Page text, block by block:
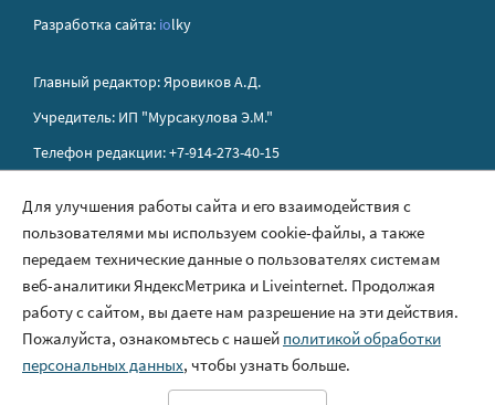
Разработка сайта: iolky
Главный редактор: Яровиков А.Д.
Учредитель: ИП "Мурсакулова Э.М."
Телефон редакции: +7-914-273-40-15
Правила сайта
Политика обработки персональных данных
Размещение рекламы
Контакты
Для улучшения работы сайта и его взаимодействия с
пользователями мы используем cookie-файлы, а также
передаем технические данные о пользователях системам
веб-аналитики ЯндексМетрика и Liveinternet. Продолжая
работу с сайтом, вы даете нам разрешение на эти действия.
Пожалуйста, ознакомьтесь с нашей политикой обработки
персональных данных, чтобы узнать больше.